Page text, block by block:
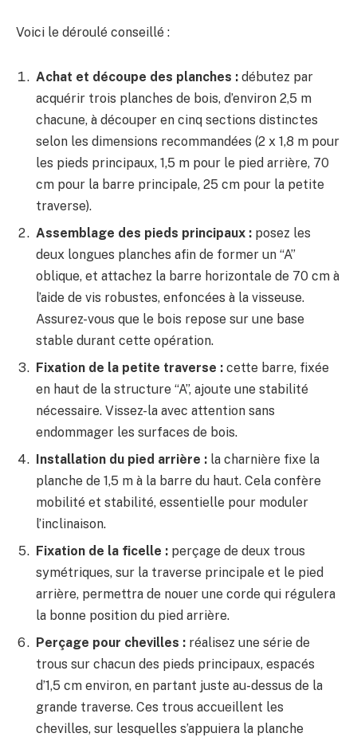
Voici le déroulé conseillé :
Achat et découpe des planches : débutez par
acquérir trois planches de bois, d’environ 2,5 m
chacune, à découper en cinq sections distinctes
selon les dimensions recommandées (2 x 1,8 m pour
les pieds principaux, 1,5 m pour le pied arrière, 70
cm pour la barre principale, 25 cm pour la petite
traverse).
Assemblage des pieds principaux : posez les
deux longues planches afin de former un “A”
oblique, et attachez la barre horizontale de 70 cm à
l’aide de vis robustes, enfoncées à la visseuse.
Assurez-vous que le bois repose sur une base
stable durant cette opération.
Fixation de la petite traverse : cette barre, fixée
en haut de la structure “A”, ajoute une stabilité
nécessaire. Vissez-la avec attention sans
endommager les surfaces de bois.
Installation du pied arrière : la charnière fixe la
planche de 1,5 m à la barre du haut. Cela confère
mobilité et stabilité, essentielle pour moduler
l’inclinaison.
Fixation de la ficelle : perçage de deux trous
symétriques, sur la traverse principale et le pied
arrière, permettra de nouer une corde qui régulera
la bonne position du pied arrière.
Perçage pour chevilles : réalisez une série de
trous sur chacun des pieds principaux, espacés
d’1,5 cm environ, en partant juste au-dessus de la
grande traverse. Ces trous accueillent les
chevilles, sur lesquelles s’appuiera la planche